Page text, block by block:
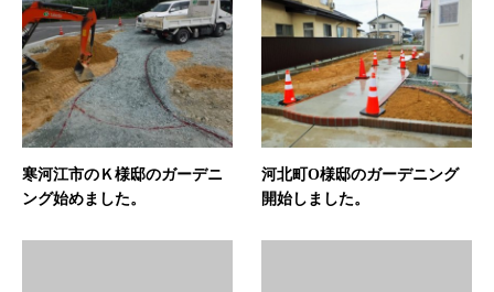
寒河江市のＫ様邸のガーデニ
ング始めました。
河北町O様邸のガーデニング
開始しました。